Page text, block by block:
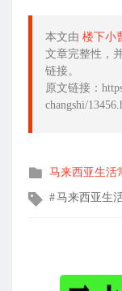
本文由 楼下小
文章完整性，
链接。
原文链接：
changshi/
发
在
马来西亚生活
文马来西亚生